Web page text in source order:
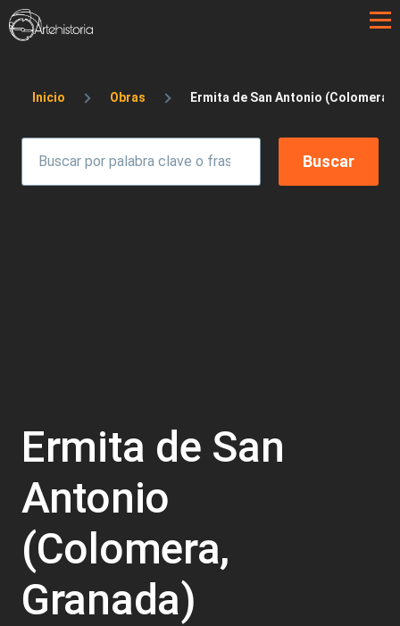
Pasar al contenido principal
Sobrescribir enlaces de ayuda a la
Inicio Obras Ermita de San Antonio (Colomera,
Ermita de San
Antonio
(Colomera,
Granada)